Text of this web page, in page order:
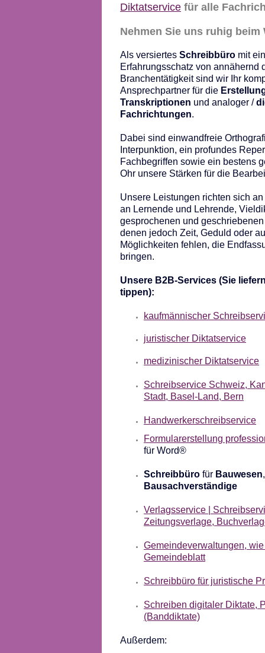
Diktatservice für alle
Nehmen Sie uns ruhig beim
Als versiertes Schreibbüro mit
Erfahrungsschatz von annähernd
Branchentätigkeit sind wir Ihr
Ansprechpartner für die
Transkriptionen und analoger /
Fachrichtungen.
Dabei sind einwandfreie
Interpunktion, ein profundes
Fachbegriffen sowie ein bestens
Ohr unsere Stärken für die
Unsere Leistungen richten sich
an Lernende und Lehrende,
gesprochenen und
denen jedoch Zeit, Geduld oder
Möglichkeiten fehlen, die
bringen.
Unsere B2B-Services (Sie
tippen):
kaufmännischer
juristischer Diktatservice
medizinischer Diktatservice
Schreibservice Schweiz,
Stadt, Basel-Land, Bern
Handwerkerschreibservice
Formularerstellung
für Word®
Schreibbüro für Bauwesen
Bausachverständige
Verlagsservice |
Zeitungsverlage,
Gemeindeverwaltungen, wie
Gemeindeblatt
Schreibbüro für juristische
Schreiben digitaler Diktate,
(Banddiktate)
Außerdem: